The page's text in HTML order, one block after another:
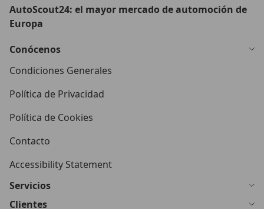
AutoScout24: el mayor mercado de automoción de
Europa
Conócenos
Condiciones Generales
Política de Privacidad
Política de Cookies
Contacto
Accessibility Statement
Servicios
Clientes